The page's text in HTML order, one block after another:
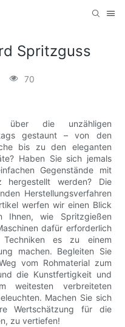
Spritzguss
70
die unzähligen
gestaunt – von den
bis zu den eleganten
Haben Sie sich jemals
Gegenstände mit
hergestellt werden? Die
Herstellungsverfahren
werfen wir einen Blick
Ihnen, wie Spritzgießen
dafür erforderlich
es zu einem
machen. Begleiten Sie
vom Rohmaterial zum
die Kunstfertigkeit und
weitesten verbreiteten
Machen Sie sich
Wertschätzung für die
zu vertiefen!